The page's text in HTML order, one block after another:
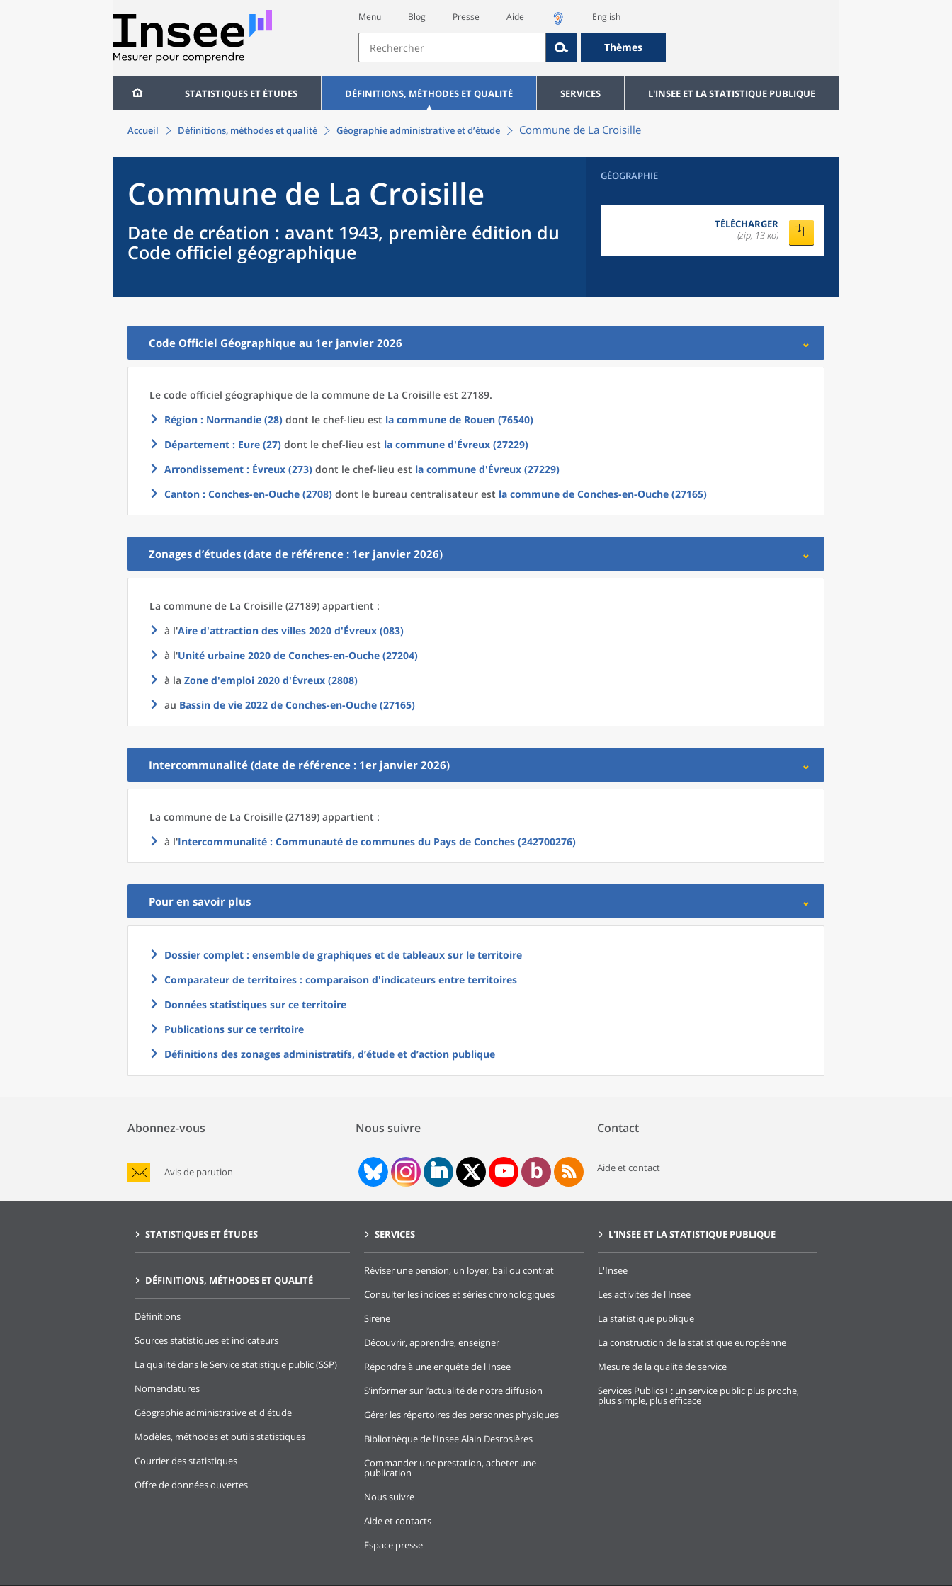
Menu Blog Presse Aide English
Thèmes
STATISTIQUES ET ÉTUDES DÉFINITIONS, MÉTHODES ET QUALITÉ SERVICES L'INSEE ET LA STATISTIQUE PUBLIQUE
Accueil Définitions, méthodes et qualité Géographie administrative et d’étude Commune de La Croisille
Commune de La Croisille
Date de création : avant 1943, première édition du
Code officiel géographique
GÉOGRAPHIE
TÉLÉCHARGER
(zip, 13 ko)
Code Officiel Géographique au 1er janvier 2026
Le code officiel géographique de la commune de La Croisille est 27189.
Région : Normandie (28) dont le chef-lieu est la commune de Rouen (76540)
Département : Eure (27) dont le chef-lieu est la commune d'Évreux (27229)
Arrondissement : Évreux (273) dont le chef-lieu est la commune d'Évreux (27229)
Canton : Conches-en-Ouche (2708) dont le bureau centralisateur est la commune de Conches-en-Ouche (27165)
Zonages d’études (date de référence : 1er janvier 2026)
La commune de La Croisille (27189) appartient :
à l'Aire d'attraction des villes 2020 d'Évreux (083)
à l'Unité urbaine 2020 de Conches-en-Ouche (27204)
à la Zone d'emploi 2020 d'Évreux (2808)
au Bassin de vie 2022 de Conches-en-Ouche (27165)
Intercommunalité (date de référence : 1er janvier 2026)
La commune de La Croisille (27189) appartient :
à l'Intercommunalité : Communauté de communes du Pays de Conches (242700276)
Pour en savoir plus
Dossier complet : ensemble de graphiques et de tableaux sur le territoire
Comparateur de territoires : comparaison d'indicateurs entre territoires
Données statistiques sur ce territoire
Publications sur ce territoire
Définitions des zonages administratifs, d’étude et d’action publique
Abonnez-vous
Avis de parution
Nous suivre Contact
Aide et contact
STATISTIQUES ET ÉTUDES
DÉFINITIONS, MÉTHODES ET QUALITÉ
Définitions
Sources statistiques et indicateurs
La qualité dans le Service statistique public (SSP)
Nomenclatures
Géographie administrative et d'étude
Modèles, méthodes et outils statistiques
Courrier des statistiques
Offre de données ouvertes
SERVICES
Réviser une pension, un loyer, bail ou contrat
Consulter les indices et séries chronologiques
Sirene
Découvrir, apprendre, enseigner
Répondre à une enquête de l'Insee
S’informer sur l’actualité de notre diffusion
Gérer les répertoires des personnes physiques
Bibliothèque de l’Insee Alain Desrosières
Commander une prestation, acheter une
publication
Nous suivre
Aide et contacts
Espace presse
L'INSEE ET LA STATISTIQUE PUBLIQUE
L'Insee
Les activités de l'Insee
La statistique publique
La construction de la statistique européenne
Mesure de la qualité de service
Services Publics+ : un service public plus proche,
plus simple, plus efficace